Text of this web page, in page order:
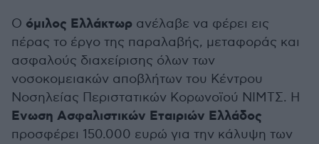
Ο όμιλος Ελλάκτωρ ανέλαβε να φέρει εις
πέρας το έργο της παραλαβής, μεταφοράς και
ασφαλούς διαχείρισης όλων των
νοσοκομειακών αποβλήτων του Κέντρου
Νοσηλείας Περιστατικών Κορωνοϊού ΝΙΜΤΣ. Η
Ενωση Ασφαλιστικών Εταιριών Ελλάδος
προσφέρει 150.000 ευρώ για την κάλυψη των